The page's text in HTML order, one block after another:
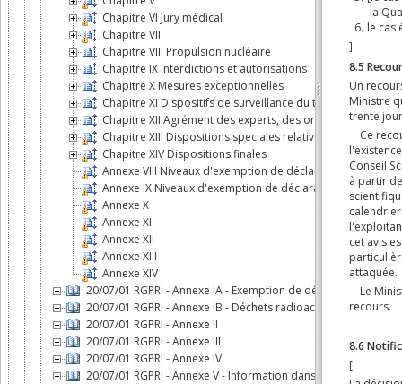
Chapitre VI Jury médical
Chapitre VII
Chapitre VIII Propulsion nucléaire
Chapitre IX Interdictions et autorisations
Chapitre X Mesures exceptionnelles
Chapitre XI Dispositifs de surveillance du territoire et de
Chapitre XII Agrément des experts, des organismes et des
Chapitre XIII Dispositions speciales relatives aux sources
Chapitre XIV Dispositions finales
Annexe VIII Niveaux d'exemption de déclaration pour les
Annexe IX Niveaux d'exemption de déclaration pour les
Annexe X
Annexe XI
Annexe XII
Annexe XIII
Annexe XIV
20/07/01 RGPRI - Annexe IA - Exemption de déclaration
20/07/01 RGPRI - Annexe IB - Déchets radioactifs:
20/07/01 RGPRI - Annexe II
20/07/01 RGPRI - Annexe III
20/07/01 RGPRI - Annexe IV
20/07/01 RGPRI - Annexe V - Information dans les plans